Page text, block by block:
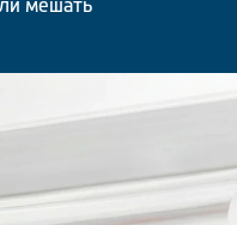
мешать